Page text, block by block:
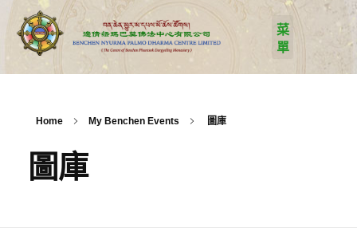
Home My Benchen Events 圖庫
圖庫